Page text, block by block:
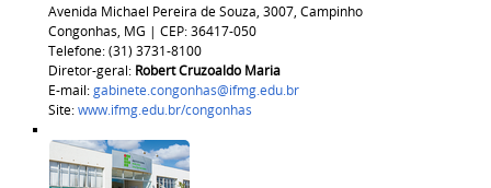
Avenida Michael Pereira de Souza, 3007, Campinho
Congonhas, MG | CEP: 36417-050
Telefone: (31) 3731-8100
Diretor-geral: Robert Cruzoaldo Maria
E-mail:gabinete.congonhas@ifmg.edu.br
Site:www.ifmg.edu.br/congonhas